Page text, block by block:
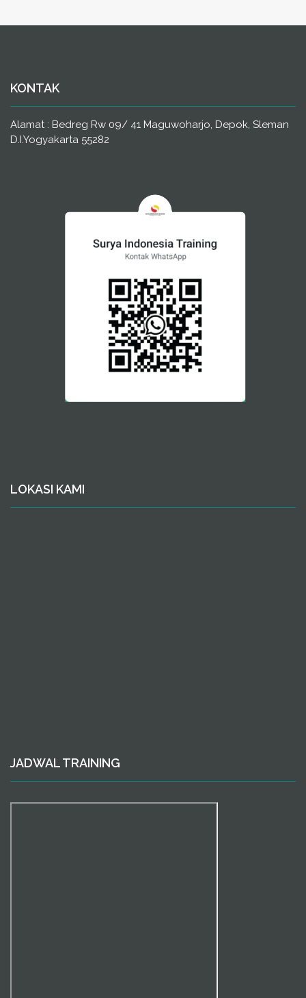
KONTAK
Alamat : Bedreg Rw 09/ 41 Maguwoharjo, Depok, Sleman
D.I.Yogyakarta 55282
LOKASI KAMI
JADWAL TRAINING